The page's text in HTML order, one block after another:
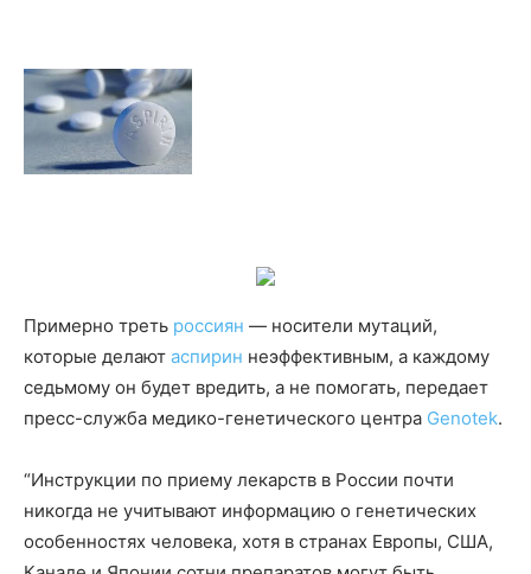
Примерно треть россиян — носители мутаций,
которые делают аспирин неэффективным, а каждому
седьмому он будет вредить, а не помогать, передает
пресс-служба медико-генетического центра Genotek.
“Инструкции по приему лекарств в России почти
никогда не учитывают информацию о генетических
особенностях человека, хотя в странах Европы, США,